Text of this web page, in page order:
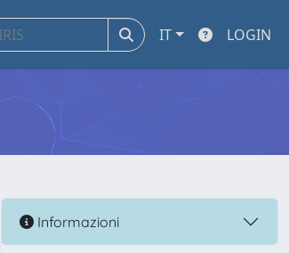
IT LOGIN
Informazioni